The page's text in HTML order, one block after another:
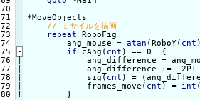
70
71
72
73
74
75
76
77
78
79
80
-
!
*MoveObjects
repeat
RoboFig
        ang_mouse =
atan (RoboY( cnt
if
cAng( cnt ) == 0  {
ang_difference =
ang_difference +=
            sig(
cnt ) =
            frames_move(
cnt ) = int
}